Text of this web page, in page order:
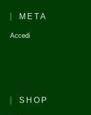
META
Accedi
SHOP